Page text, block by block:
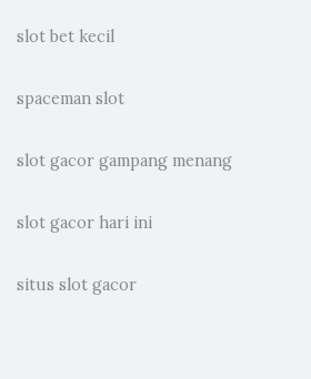
slot bet kecil
spaceman slot
slot gacor gampang menang
slot gacor hari ini
situs slot gacor